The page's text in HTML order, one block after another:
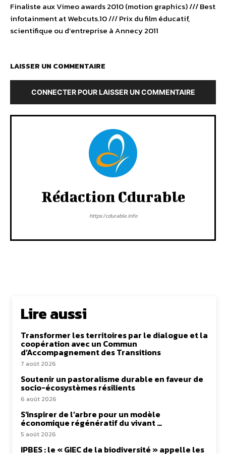
Finaliste aux Vimeo awards 2010 (motion graphics) /// Best
infotainment at Webcuts.10 /// Prix du film éducatif,
scientifique ou d’entreprise à Annecy 2011
LAISSER UN COMMENTAIRE
CONNECTER POUR LAISSER UN COMMENTAIRE
Rédaction Cdurable
https:/cdurable.info
Lire aussi
Transformer les territoires par le dialogue et la
coopération avec un Commun
d’Accompagnement des Transitions
7 août 2026
Soutenir un pastoralisme durable en faveur de
socio-écosystèmes résilients
6 août 2026
S’inspirer de l’arbre pour un modèle
économique régénératif du vivant …
5 août 2026
IPBES : le « GIEC de la biodiversité » appelle les